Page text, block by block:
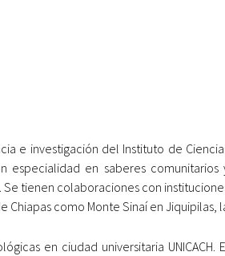
e investigación del Instituto de
especialidad en saberes comunitarios
tienen colaboraciones con
Chiapas como Monte Sinaí en Jiquipilas,
en ciudad universitaria UNICACH.